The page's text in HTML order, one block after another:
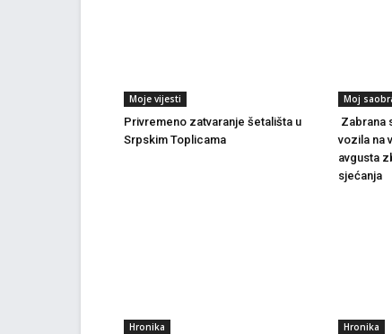
Moje vijesti
Privremeno zatvaranje šetališta u
Srpskim Toplicama
Moj
Zabrana
vozila na
avgusta
sjećanja
Hronika Hronika